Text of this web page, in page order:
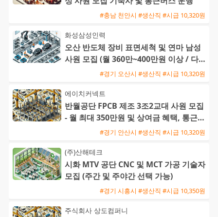
#충남 천안시 #생산직 #시급 10,320원
화성삼성인력
오산 반도체 장비 표면세척 및 연마 남성
사원 모집 (월 360만~400만원 이상 / 다양
한 수당 혜택)#경기 오산시 #생산직 #시급 10,320원
에이치커넥트
반월공단 FPCB 제조 3조2교대 사원 모집
- 월 최대 350만원 및 상여금 혜택, 통근버
#경기 안산시 #생산직 #시급 10,320원
(주)산해테크
시화 MTV 공단 CNC 및 MCT 가공 기술자
모집 (주간 및 주야간 선택 가능)
#경기 시흥시 #생산직 #시급 10,350원
주식회사 상도컴퍼니